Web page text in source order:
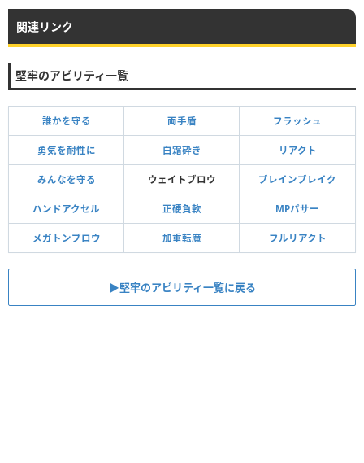
関連リンク
堅牢のアビリティ一覧
誰かを守る 両手盾 フラッシュ
勇気を耐性に 白霜砕き リアクト
みんなを守る ウェイトブロウ ブレインブレイク
ハンドアクセル 正硬負軟 MPパサー
メガトンブロウ 加重転魔 フルリアクト
▶︎堅牢のアビリティ一覧に戻る